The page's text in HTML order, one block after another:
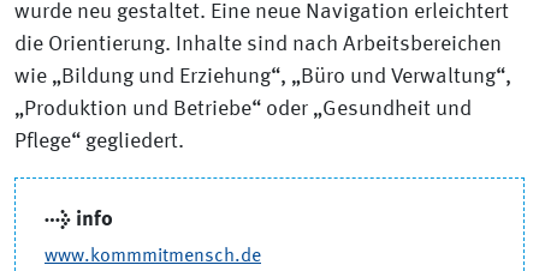
wurde neu gestaltet. Eine neue Navigation erleichtert
die Orientierung. Inhalte sind nach Arbeitsbereichen
wie „Bildung und Erziehung“, „Büro und Verwaltung“,
„Produktion und Betriebe“ oder „Gesundheit und
Pflege“ gegliedert.
→ info
www.kommmitmensch.de